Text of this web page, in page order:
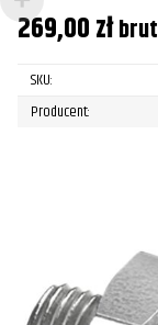
269,00zł
SKU:
Producent: